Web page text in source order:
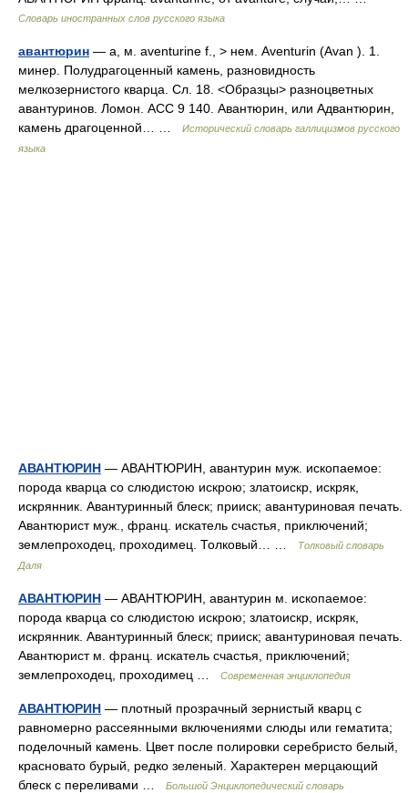
Словарь иностранных слов русского языка
авантюрин — а, м. aventurine f., > нем. Aventurin (Avan ). 1.
минер. Полудрагоценный камень, разновидность
мелкозернистого кварца. Сл. 18. <Образцы> разноцветных
авантуринов. Ломон. АСС 9 140. Авантюрин, или Адвантюрин,
камень драгоценной… …
Исторический словарь галлицизмов русского
языка
АВАНТЮРИН — АВАНТЮРИН, авантурин муж. ископаемое:
порода кварца со слюдистою искрою; златоискр, искряк,
искрянник. Авантуринный блеск; прииск; авантуриновая печать.
Авантюрист муж., франц. искатель счастья, приключений;
землепроходец, проходимец. Толковый… …
Толковый словарь
Даля
АВАНТЮРИН — АВАНТЮРИН, авантурин м. ископаемое:
порода кварца со слюдистою искрою; златоискр, искряк,
искрянник. Авантуринный блеск; прииск; авантуриновая печать.
Авантюрист м. франц. искатель счастья, приключений;
землепроходец, проходимец …
Современная энциклопедия
АВАНТЮРИН — плотный прозрачный зернистый кварц с
равномерно рассеянными включениями слюды или гематита;
поделочный камень. Цвет после полировки серебристо белый,
красновато бурый, редко зеленый. Характерен мерцающий
блеск с переливами …
Большой Энциклопедический словарь